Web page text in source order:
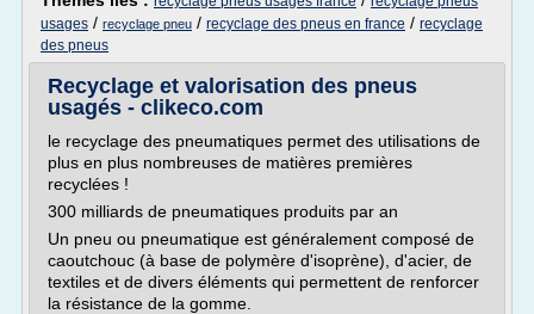
usages / recyclage pneu / recyclage des pneus en france / recyclage
des pneus
Recyclage et valorisation des pneus
usagés - clikeco.com
le recyclage des pneumatiques permet des utilisations de
plus en plus nombreuses de matières premières
recyclées !
300 milliards de pneumatiques produits par an
Un pneu ou pneumatique est généralement composé de
caoutchouc (à base de polymère d'isoprène), d'acier, de
textiles et de divers éléments qui permettent de renforcer
la résistance de la gomme.